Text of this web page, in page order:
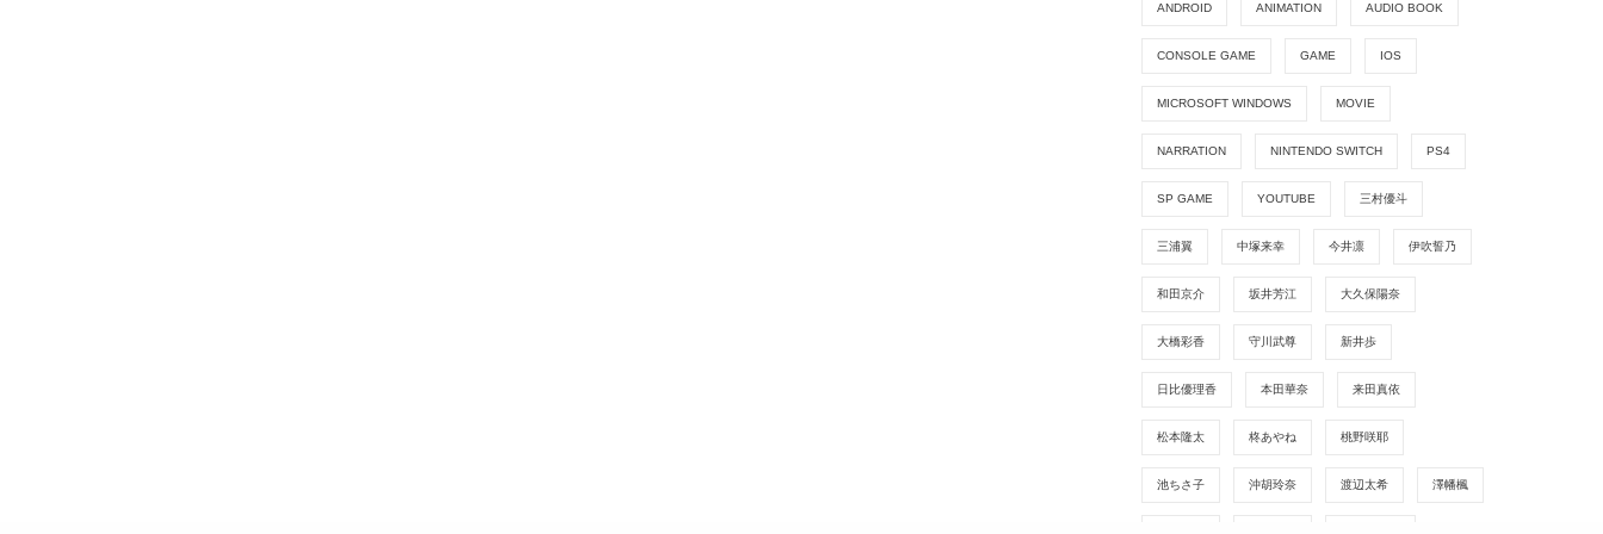
ANDROID ANIMATION AUDIO BOOK
CONSOLE GAME GAME IOS
MICROSOFT WINDOWS MOVIE
NARRATION NINTENDO SWITCH PS4
SP GAME YOUTUBE 三村優斗
三浦翼 中塚来幸 今井凛 伊吹誓乃
和田京介 坂井芳江 大久保陽奈
大橋彩香 守川武尊 新井歩
日比優理香 本田華奈 来田真依
松本隆太 柊あやね 桃野咲耶
池ちさ子 沖胡玲奈 渡辺太希 澤幡楓